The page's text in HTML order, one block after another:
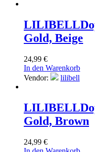
LILIBELL
Gold, Beige
24,99 €
In den Warenkorb
Vendor:
lilibell
LILIBELL
Gold, Brown
24,99 €